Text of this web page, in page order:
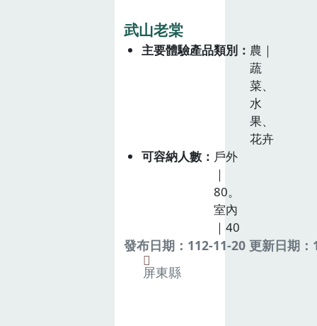
武山老棠
主要體驗產品類別
農｜
蔬
菜、
水
果、
花卉
可容納人數
戶外
｜
80。
室內
｜40
發布日期：112-11-20 更新日期
屏東縣